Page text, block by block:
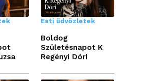
Esti üdvözletek
Boldog
Születésnapot K
Regényi Dóri